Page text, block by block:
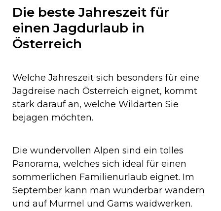
Die beste Jahreszeit für
einen Jagdurlaub in
Österreich
Welche Jahreszeit sich besonders für eine
Jagdreise nach Österreich eignet, kommt
stark darauf an, welche Wildarten Sie
bejagen möchten.
Die wundervollen Alpen sind ein tolles
Panorama, welches sich ideal für einen
sommerlichen Familienurlaub eignet. Im
September kann man wunderbar wandern
und auf Murmel und Gams waidwerken.